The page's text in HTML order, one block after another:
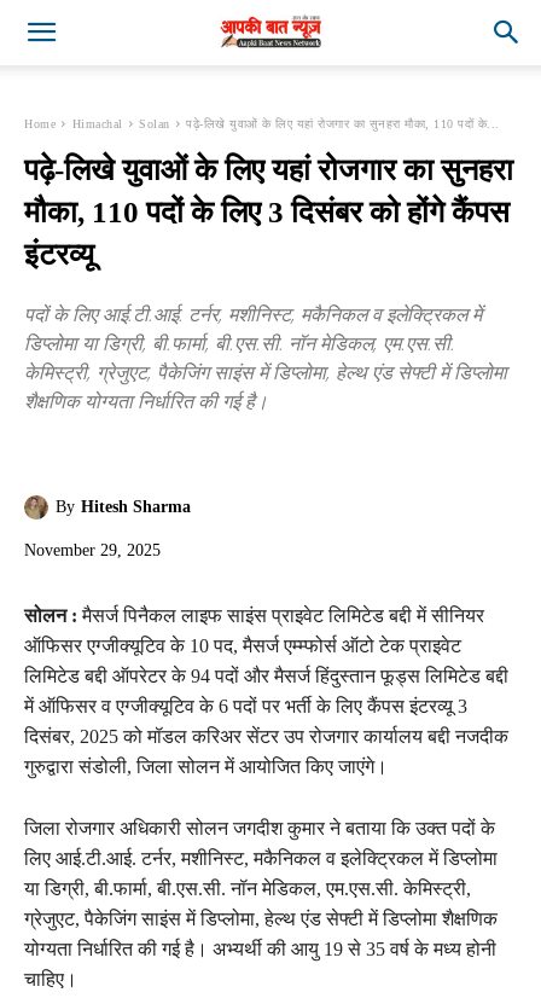
Home Himachal Solan पढ़े-लिखे युवाओं के लिए यहां रोजगार का सुनहरा मौका, 110 पदों के...
पढ़े-लिखे युवाओं के लिए यहां रोजगार का सुनहरा
मौका, 110 पदों के लिए 3 दिसंबर को होंगे कैंपस
इंटरव्यू
पदों के लिए आई.टी.आई. टर्नर, मशीनिस्ट, मकैनिकल व इलेक्ट्रिकल में
डिप्लोमा या डिग्री, बी.फार्मा, बी.एस.सी. नॉन मेडिकल, एम.एस.सी.
केमिस्ट्री, ग्रेजुएट, पैकेजिंग साइंस में डिप्लोमा, हेल्थ एंड सेफ्टी में डिप्लोमा
शैक्षणिक योग्यता निर्धारित की गई है।
By Hitesh Sharma
November 29, 2025
सोलन : मैसर्ज पिनैकल लाइफ साइंस प्राइवेट लिमिटेड बद्दी में सीनियर
ऑफिसर एग्जीक्यूटिव के 10 पद, मैसर्ज एम्म्फोर्स ऑटो टेक प्राइवेट
लिमिटेड बद्दी ऑपरेटर के 94 पदों और मैसर्ज हिंदुस्तान फूड्स लिमिटेड बद्दी
में ऑफिसर व एग्जीक्यूटिव के 6 पदों पर भर्ती के लिए कैंपस इंटरव्यू 3
दिसंबर, 2025 को मॉडल करिअर सेंटर उप रोजगार कार्यालय बद्दी नजदीक
गुरुद्वारा संडोली, जिला सोलन में आयोजित किए जाएंगे।
जिला रोजगार अधिकारी सोलन जगदीश कुमार ने बताया कि उक्त पदों के
लिए आई.टी.आई. टर्नर, मशीनिस्ट, मकैनिकल व इलेक्ट्रिकल में डिप्लोमा
या डिग्री, बी.फार्मा, बी.एस.सी. नॉन मेडिकल, एम.एस.सी. केमिस्ट्री,
ग्रेजुएट, पैकेजिंग साइंस में डिप्लोमा, हेल्थ एंड सेफ्टी में डिप्लोमा शैक्षणिक
योग्यता निर्धारित की गई है। अभ्यर्थी की आयु 19 से 35 वर्ष के मध्य होनी
चाहिए।